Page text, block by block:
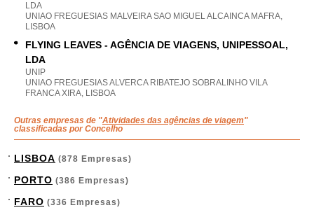
LDA
UNIAO FREGUESIAS MALVEIRA SAO MIGUEL ALCAINCA MAFRA,
LISBOA
FLYING LEAVES - AGÊNCIA DE VIAGENS, UNIPESSOAL,
LDA
UNIP
UNIAO FREGUESIAS ALVERCA RIBATEJO SOBRALINHO VILA
FRANCA XIRA, LISBOA
Outras empresas de "Atividades das agências de viagem"
classificadas por Concelho
LISBOA (878 Empresas)
PORTO (386 Empresas)
FARO (336 Empresas)